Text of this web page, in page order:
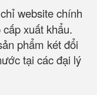
website chính
xuất khẩu.
phẩm két đổi
tại các đại lý